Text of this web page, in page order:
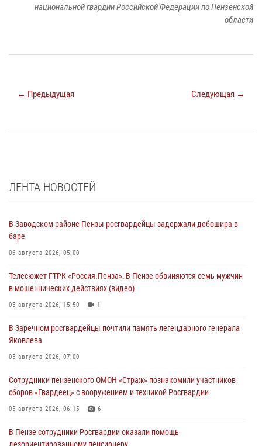
национальной гвардии Российской Федерации по Пензенской
области
← Предыдущая Следующая →
ЛЕНТА НОВОСТЕЙ
В Заводском районе Пензы росгвардейцы задержали дебошира в
баре
06 августа 2026, 05:00
Телесюжет ГТРК «Россия.Пенза»: В Пензе обвиняются семь мужчин
в мошеннических действиях (видео)
05 августа 2026, 15:50 1
В Заречном росгвардейцы почтили память легендарного генерала
Яковлева
05 августа 2026, 07:00
Сотрудники пензенского ОМОН «Страж» познакомили участников
сборов «Гвардеец» с вооружением и техникой Росгвардии
05 августа 2026, 06:15 6
В Пензе сотрудники Росгвардии оказали помощь